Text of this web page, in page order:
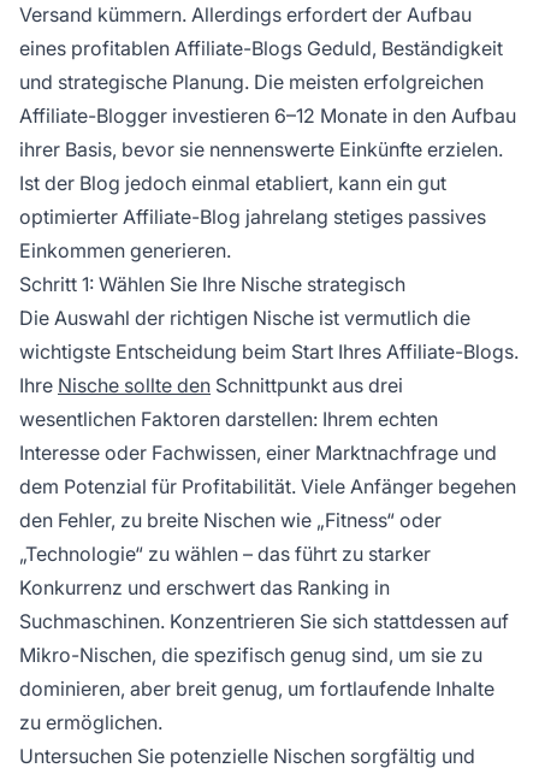
Versand kümmern. Allerdings erfordert der Aufbau
eines profitablen Affiliate-Blogs Geduld, Beständigkeit
und strategische Planung. Die meisten erfolgreichen
Affiliate-Blogger investieren 6–12 Monate in den Aufbau
ihrer Basis, bevor sie nennenswerte Einkünfte erzielen.
Ist der Blog jedoch einmal etabliert, kann ein gut
optimierter Affiliate-Blog jahrelang stetiges passives
Einkommen generieren.
Schritt 1: Wählen Sie Ihre Nische strategisch
Die Auswahl der richtigen Nische ist vermutlich die
wichtigste Entscheidung beim Start Ihres Affiliate-Blogs.
Ihre Nische sollte den Schnittpunkt aus drei
wesentlichen Faktoren darstellen: Ihrem echten
Interesse oder Fachwissen, einer Marktnachfrage und
dem Potenzial für Profitabilität. Viele Anfänger begehen
den Fehler, zu breite Nischen wie „Fitness“ oder
„Technologie“ zu wählen – das führt zu starker
Konkurrenz und erschwert das Ranking in
Suchmaschinen. Konzentrieren Sie sich stattdessen auf
Mikro-Nischen, die spezifisch genug sind, um sie zu
dominieren, aber breit genug, um fortlaufende Inhalte
zu ermöglichen.
Untersuchen Sie potenzielle Nischen sorgfältig und